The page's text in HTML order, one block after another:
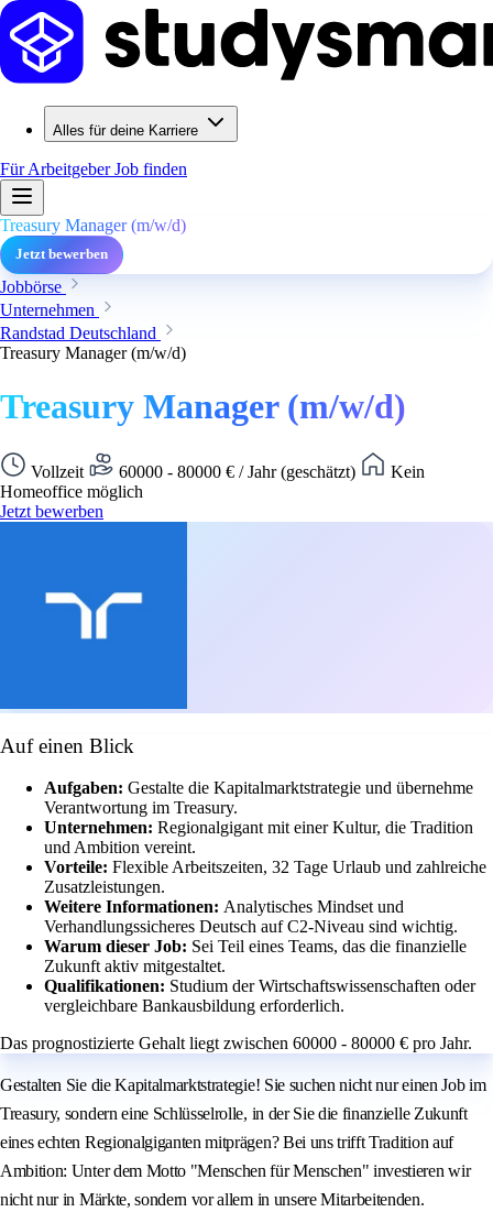
Alles für deine Karriere
Für ArbeitgeberJob finden
Treasury Manager (m/w/d)
Jetzt bewerben
Jobbörse
Unternehmen
Randstad Deutschland
Treasury Manager (m/w/d)
Treasury Manager (m/w/d)
Vollzeit 60000 - 80000 € / Jahr (geschätzt)
Kein
Homeoffice möglich
Jetzt bewerben
Auf einen Blick
Aufgaben: Gestalte die Kapitalmarktstrategie und übernehme
Verantwortung im Treasury.
Unternehmen: Regionalgigant mit einer Kultur, die Tradition
und Ambition vereint.
Vorteile: Flexible Arbeitszeiten, 32 Tage Urlaub und zahlreiche
Zusatzleistungen.
Weitere Informationen: Analytisches Mindset und
Verhandlungssicheres Deutsch auf C2-Niveau sind wichtig.
Warum dieser Job: Sei Teil eines Teams, das die finanzielle
Zukunft aktiv mitgestaltet.
Qualifikationen: Studium der Wirtschaftswissenschaften oder
vergleichbare Bankausbildung erforderlich.
Das prognostizierte Gehalt liegt zwischen 60000 - 80000 € pro Jahr.
Gestalten Sie die Kapitalmarktstrategie! Sie suchen nicht nur einen Job im
Treasury, sondern eine Schlüsselrolle, in der Sie die finanzielle Zukunft
eines echten Regionalgiganten mitprägen? Bei uns trifft Tradition auf
Ambition: Unter dem Motto "Menschen für Menschen" investieren wir
nicht nur in Märkte, sondern vor allem in unsere Mitarbeitenden.